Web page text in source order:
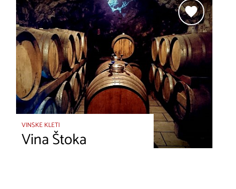
VINSKE KLETI
Vina Štoka